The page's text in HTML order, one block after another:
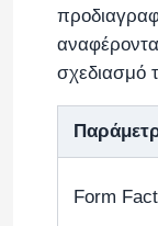
Καλώδιο
Οπτικός
σχεδιασμό
Form